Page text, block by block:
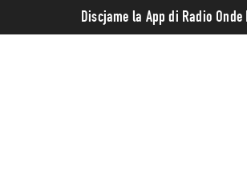
Discjame la App di Radio